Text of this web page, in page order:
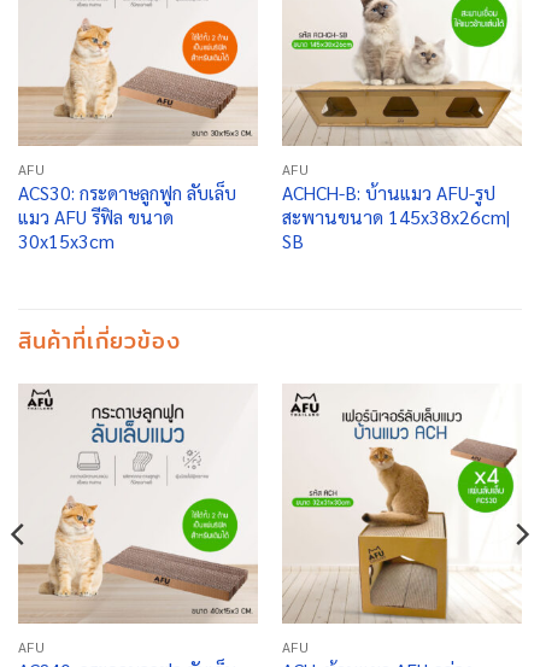
AFU
ACS30: กระดาษลูกฟูก ลับเล็บ
แมว AFU รีฟิล ขนาด
30x15x3cm
AFU
ACHCH-B: บ้านแมว AFU-รูป
สะพานขนาด 145x38x26cm|
SB
สินค้าที่เกี่ยวข้อง
AFU AFU